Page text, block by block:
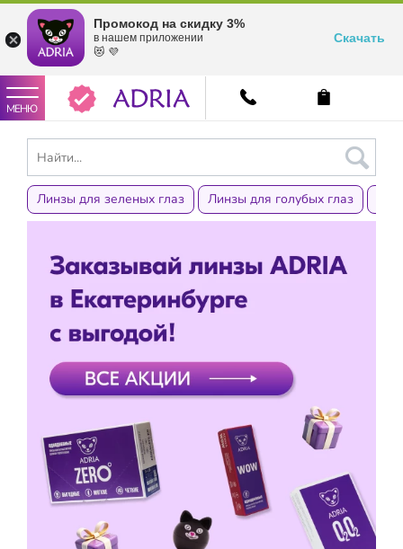
Промокод на скидку 3%
в нашем приложении
😻 💜
Скачать
МЕНЮ
Линзы для зеленых глаз Линзы для голубых глаз